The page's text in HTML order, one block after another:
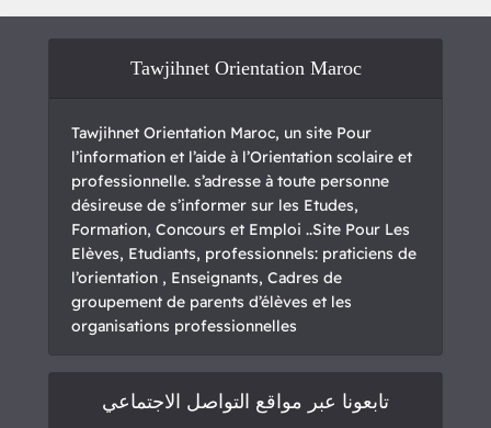
Tawjihnet Orientation Maroc
Tawjihnet Orientation Maroc, un site Pour
l’information et l’aide à l’Orientation scolaire et
professionnelle. s’adresse à toute personne
désireuse de s’informer sur les Etudes,
Formation, Concours et Emploi ..Site Pour Les
Elèves, Etudiants, professionnels: praticiens de
l’orientation , Enseignants, Cadres de
groupement de parents d’élèves et les
organisations professionnelles
تابعونا عبر مواقع التواصل الاجتماعي